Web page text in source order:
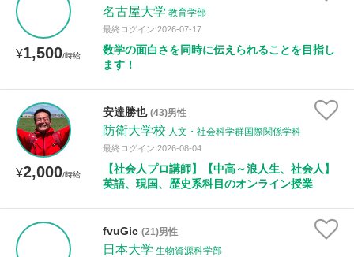
¥1,500/時給
名古屋大学 教育学部
最終ログイン:2026-07-17
数学の面白さを同時に伝えられることを目指し
ます！
¥2,000/時給
安達勝也 (43)男性
防衛大学校 人文・社会科学群国際関係学科
最終ログイン:2026-08-04
【社会人プロ講師】【中高～浪人生、社会人】
英語、現国、歴史系科目のオンライン授業
fvuGic (21)男性
日本大学 生物資源科学部